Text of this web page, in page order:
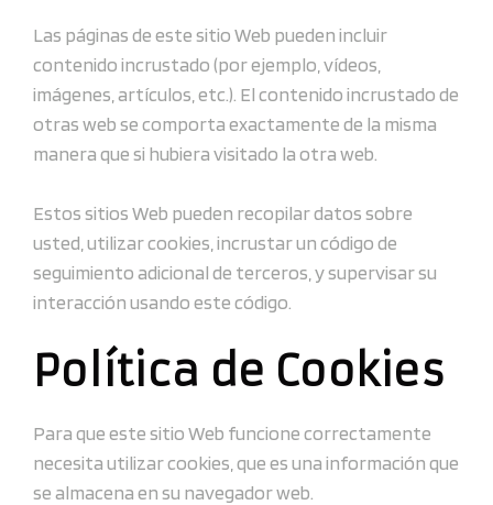
Las páginas de este sitio Web pueden incluir
contenido incrustado (por ejemplo, vídeos,
imágenes, artículos, etc.). El contenido incrustado de
otras web se comporta exactamente de la misma
manera que si hubiera visitado la otra web.
Estos sitios Web pueden recopilar datos sobre
usted, utilizar cookies, incrustar un código de
seguimiento adicional de terceros, y supervisar su
interacción usando este código.
Política de Cookies
Para que este sitio Web funcione correctamente
necesita utilizar cookies, que es una información que
se almacena en su navegador web.